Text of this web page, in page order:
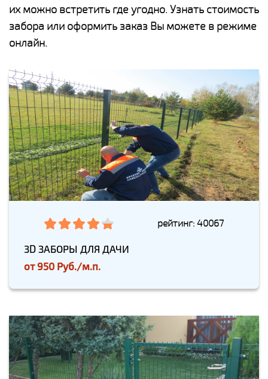
их можно встретить где угодно. Узнать стоимость
забора или оформить заказ Вы можете в режиме
онлайн.
рейтинг: 40067
3D ЗАБОРЫ ДЛЯ ДАЧИ
от950 Руб./м.п.